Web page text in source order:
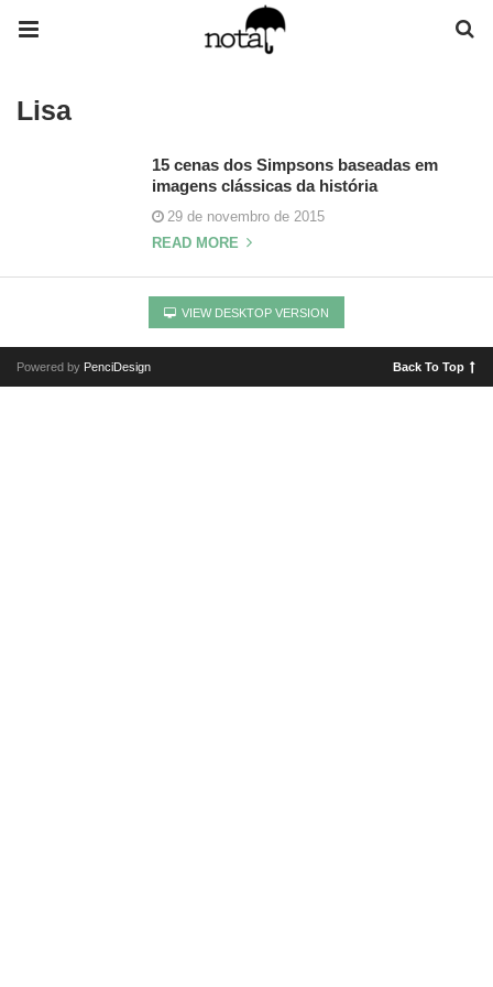
Lisa
15 cenas dos Simpsons baseadas em
imagens clássicas da história
29 de novembro de 2015
READ MORE
VIEW DESKTOP VERSION
Powered by PenciDesign Back To Top